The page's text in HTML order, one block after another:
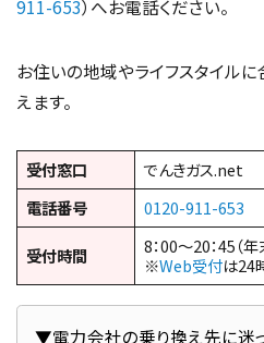
911-653）へお電話ください。
お住いの地域やライフスタイル
えます。
受付窓口
でんきガス.net
電話番号
0120-911-653
受付時間
8：00～20：45（年
※Web受付は24